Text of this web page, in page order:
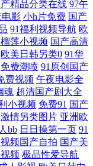
国 vip热播剧在线观
产精品三 欧美经典影
程免 桃子视频 51麻豆
A站免费观看 久久免费
伦视频在线 日本三级
精品分类在线 97午
影 小h片免费 国产
91福利视频导航 欧
莲小视频 国产高清
欧美日韩另类0 91华
免费潮喷 91原创国产
费视频 午夜电影全
魂 超清国产剧大全
小视频 免费91 国产
激情另类图片 亚洲欧
bb 日日操第一页 91
频国产自拍 国产美
频 极品性爱导航